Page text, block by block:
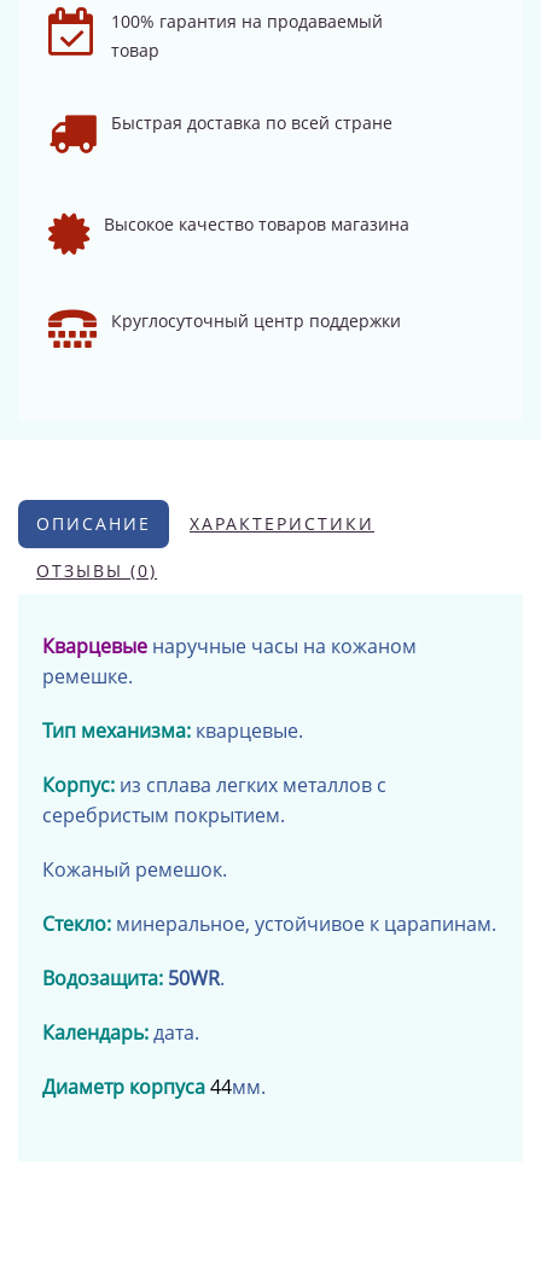
100% гарантия на продаваемый
товар
Быстрая доставка по всей стране
Высокое качество товаров магазина
Круглосуточный центр поддержки
ОПИСАНИЕ ХАРАКТЕРИСТИКИ
ОТЗЫВЫ (0)
Кварцевые наручные часы на кожаном
ремешке.
Тип механизма: кварцевые.
Корпус: из сплава легких металлов с
серебристым покрытием.
Кожаный ремешок.
Стекло: минеральное, устойчивое к царапинам.
Водозащита: 50WR.
Календарь:дата.
Диаметр корпуса44мм.